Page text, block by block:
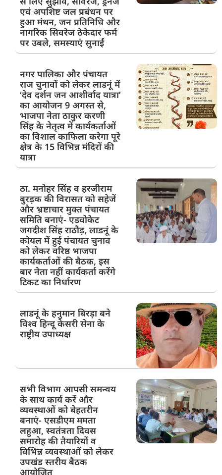
एवं अपशिष्ट जल प्रबंधन पर
हुआ मंथन, जन प्रतिनिधि और
नागरिक सिवरेज ठेकेदार फर्म
पर उबले, समस्याएं सुनाईं
नगर पालिका और पंचायत
राज चुनावों को लेकर लाडनूं में
‘देव दर्शन जन आशीर्वाद यात्रा’
का आयोजन 9 अगस्त से,
भाजपा नेता ठाकुर करणी
सिंह के नेतृत्व में कार्यकर्ताओं
का विशाल काफिला करेगा पूरे
क्षेत्र के 15 विभिन्न मंदिरों की
यात्रा
ठा. मनोहर सिंह व हरजीराम
बुरड़क की विरासत को सहेजें
और भ्रष्टाचार मुक्त पंचायत
समिति बनाएं- एडवोकेट
जगदीश सिंह राठौड़, लाडनूं के
कोयल में हुई पंचायत चुनाव
को लेकर वरिष्ठ भाजपा
कार्यकर्ताओं की बैठक, इस
बार नेता नहीं कार्यकर्ता करेंगे
टिकट का निर्धारण
लाडनूं के हनुमान बिरड़ा बने
विश्व हिन्दू केसरी सेना के
राष्ट्रीय उपाध्यक्ष
सभी विभाग आपसी समन्वय
के साथ कार्य करें और
व्यवस्थाओं को बेहतरीन
बनाएं- एसडीएम ममता
लहुआ, स्वतंत्रता दिवस
समारोह की तैयारियों व
विभिन्न व्यवस्थाओं को लेकर
उपखंड स्तरीय बैठक
आयोजित